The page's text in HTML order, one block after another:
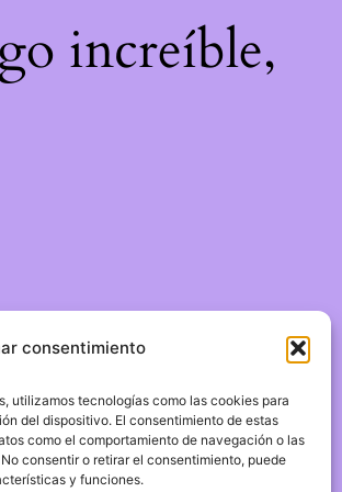
consentimiento
utilizamos tecnologías como las cookies para
del dispositivo. El consentimiento de estas
como el comportamiento de navegación o las
consentir o retirar el consentimiento, puede
y funciones.
increíble,